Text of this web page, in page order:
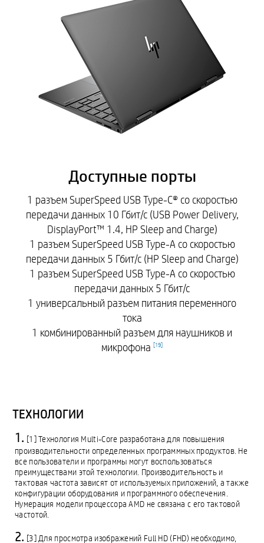
Доступные порты
1 разъем SuperSpeed USB Type-C® со скоростью
передачи данных 10 Гбит/с (USB Power Delivery,
DisplayPort™ 1.4, HP Sleep and Charge)
1 разъем SuperSpeed USB Type-A со скоростью
передачи данных 5 Гбит/с (HP Sleep and Charge)
1 разъем SuperSpeed USB Type-A со скоростью
передачи данных 5 Гбит/с
1 универсальный разъем питания переменного
тока
1 комбинированный разъем для наушников и
микрофона [19]
ТЕХНОЛОГИИ
[1] Технология Multi-Core разработана для повышения
производительности определенных программных продуктов. Не
все пользователи и программы могут воспользоваться
преимуществами этой технологии. Производительность и
тактовая частота зависят от используемых приложений, а также
конфигурации оборудования и программного обеспечения.
Нумерация модели процессора AMD не связана с его тактовой
частотой.
[3] Для просмотра изображений Full HD (FHD) необходимо,